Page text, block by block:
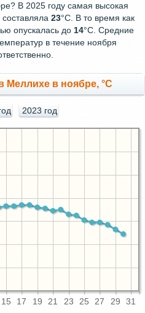
В 2025 году самая высокая
23°С. В то время как
опускалась до 14°C. Средние
в течение ноября
Меллихе в ноябре, °C
2023 год
15 17 19 21 23 25 27 29 31